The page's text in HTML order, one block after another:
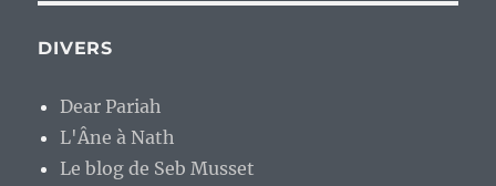
DIVERS
Dear Pariah
L'Âne à Nath
Le blog de Seb Musset